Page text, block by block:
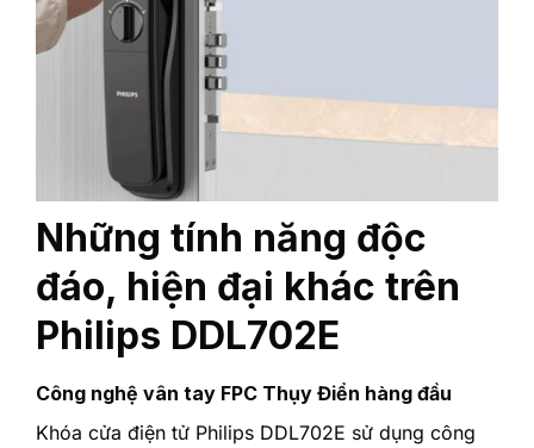
Những tính năng độc
đáo, hiện đại khác trên
Philips DDL702E
Công nghệ vân tay FPC Thụy Điển hàng đầu
Khóa cửa điện tử Philips DDL702E sử dụng công